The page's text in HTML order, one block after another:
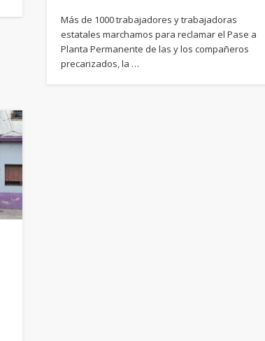
Más de 1000 trabajadores y trabajadoras
estatales marchamos para reclamar el Pase a
Planta Permanente de las y los compañeros
precarizados, la …